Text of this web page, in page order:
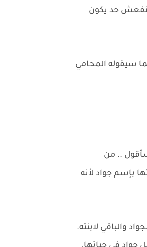
حد يكون
سيقوله المحامي
سأقول .. من
جواد لأنه
والباقي لابنته.